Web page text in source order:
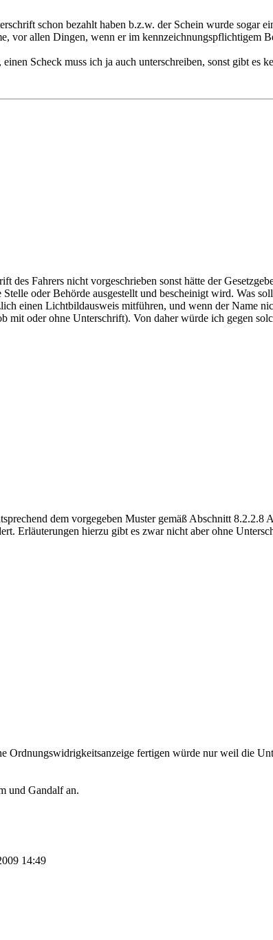
schon bezahlt haben b.z.w. der Schein wurde sogar
vor allen Dingen, wenn er im kennzeichnungspflichtigem
Scheck muss ich ja auch unterschreiben, sonst gibt es
Fahrers nicht vorgeschrieben sonst hätte der
oder Behörde ausgestellt und bescheinigt wird. Was
einen Lichtbildausweis mitführen, und wenn der Name
mit oder ohne Unterschrift). Von daher würde ich gegen
dem vorgegeben Muster gemäß Abschnitt 8.2.2.8
Erläuterungen hierzu gibt es zwar nicht aber ohne
Ordnungswidrigkeitsanzeige fertigen würde nur weil die
und Gandalf an.
14:49